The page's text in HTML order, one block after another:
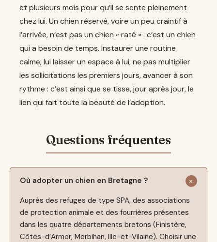
et plusieurs mois pour qu’il se sente pleinement
chez lui. Un chien réservé, voire un peu craintif à
l’arrivée, n’est pas un chien « raté » : c’est un chien
qui a besoin de temps. Instaurer une routine
calme, lui laisser un espace à lui, ne pas multiplier
les sollicitations les premiers jours, avancer à son
rythme : c’est ainsi que se tisse, jour après jour, le
lien qui fait toute la beauté de l’adoption.
Où adopter un chien en Bretagne ?
Auprès des refuges de type SPA, des associations
de protection animale et des fourrières présentes
dans les quatre départements bretons (Finistère,
Côtes-d’Armor, Morbihan, Ille-et-Vilaine). Choisir une